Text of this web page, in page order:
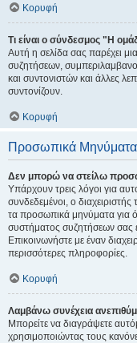
Κορυφή
Τι είναι ο σύνδεσμος "Η
Αυτή η σελίδα σας παρέχει
συζητήσεων,
και συντονιστών και άλλες
συντονίζουν.
Κορυφή
Προσωπικά Μηνύματα
Δεν μπορώ να στείλω
Υπάρχουν τρεις λόγοι για
συνδεδεμένοι, ο
τα προσωπικά μηνύματα για
συστήματος συζητήσεων σας
Επικοινωνήστε με έναν
περισσότερες πληροφορίες.
Κορυφή
Λαμβάνω συνέχεια
Μπορείτε να διαγράψετε
χρησιμοποιώντας τους